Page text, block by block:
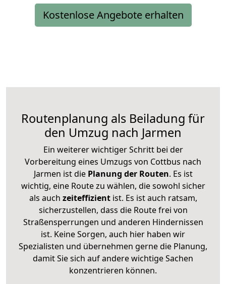
Kostenlose Angebote erhalten
Routenplanung als Beiladung für
den Umzug nach Jarmen
Ein weiterer wichtiger Schritt bei der
Vorbereitung eines Umzugs von Cottbus nach
Jarmen ist diePlanung der Routen. Es ist
wichtig, eine Route zu wählen, die sowohl sicher
als auch zeiteffizientist. Es ist auch ratsam,
sicherzustellen, dass die Route frei von
Straßensperrungen und anderen Hindernissen
ist. Keine Sorgen, auch hier haben wir
Spezialisten und übernehmen gerne die Planung,
damit Sie sich auf andere wichtige Sachen
konzentrieren können.